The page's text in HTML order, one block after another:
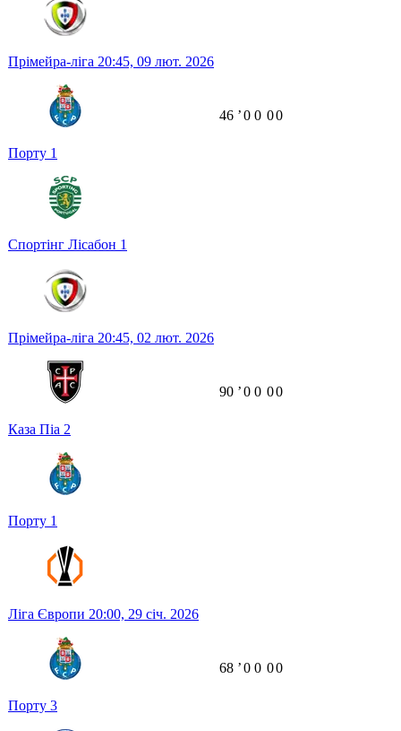
Прімейра-ліга 20:45, 09 лют. 2026
Порту 1
Спортінг Лісабон 1
46 ʼ0 0 00
Прімейра-ліга 20:45, 02 лют. 2026
Каза Піа 2
Порту 1
90 ʼ0 0 00
Ліга Європи 20:00, 29 січ. 2026
Порту 3
68 ʼ0 0 00